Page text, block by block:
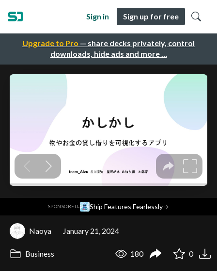
Upgrade to Pro — share decks privately, control
downloads, hide ads and more …
Sign in Sign up for free
SPONSORED· Ship Features Fearlessly→
Naoya January 21, 2024
Business 180 0